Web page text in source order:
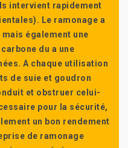
intervient rapidement
Le ramonage a
également une
du a une
A chaque utilisation
de suie et goudron
et obstruer celui-
pour la sécurité,
un bon rendement
de ramonage